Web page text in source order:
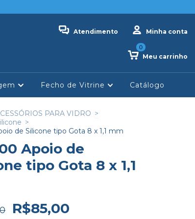
Atendimento Minha conta
Meu carrinho
0
Fecho de Vitrine Catálogo
PARA VIDRO >
>
de Silicone tipo Gota 8 x 1,1 mm
Apoio de
tipo Gota 8 x 1,1
R$85,00